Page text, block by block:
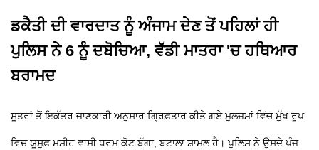
ਡਕੈਤੀ ਦੀ ਵਾਰਦਾਤ ਨੂੰ ਅੰਜਾਮ ਦੇਣ ਤੋਂ ਪਹਿਲਾਂ ਹੀ
ਪੁਲਿਸ ਨੇ 6 ਨੂੰ ਦਬੋਚਿਆ, ਵੱਡੀ ਮਾਤਰਾ 'ਚ ਹਥਿਆਰ
ਬਰਾਮਦ
ਸੂਤਰਾਂ ਤੋਂ ਇਕੱਤਰ ਜਾਣਕਾਰੀ ਅਨੁਸਾਰ ਗ੍ਰਿਫ਼ਤਾਰ ਕੀਤੇ ਗਏ ਮੁਲਜ਼ਮਾਂ ਵਿੱਚ ਮੁੱਖ ਰੂਪ
ਵਿਚ ਯੂਸੁਫ਼ ਮਸੀਹ ਵਾਸੀ ਧਰਮ ਕੋਟ ਬੱਗਾ, ਬਟਾਲਾ ਸ਼ਾਮਲ ਹੈ। ਪੁਲਿਸ ਨੇ ਉਸਦੇ ਪੰਜ